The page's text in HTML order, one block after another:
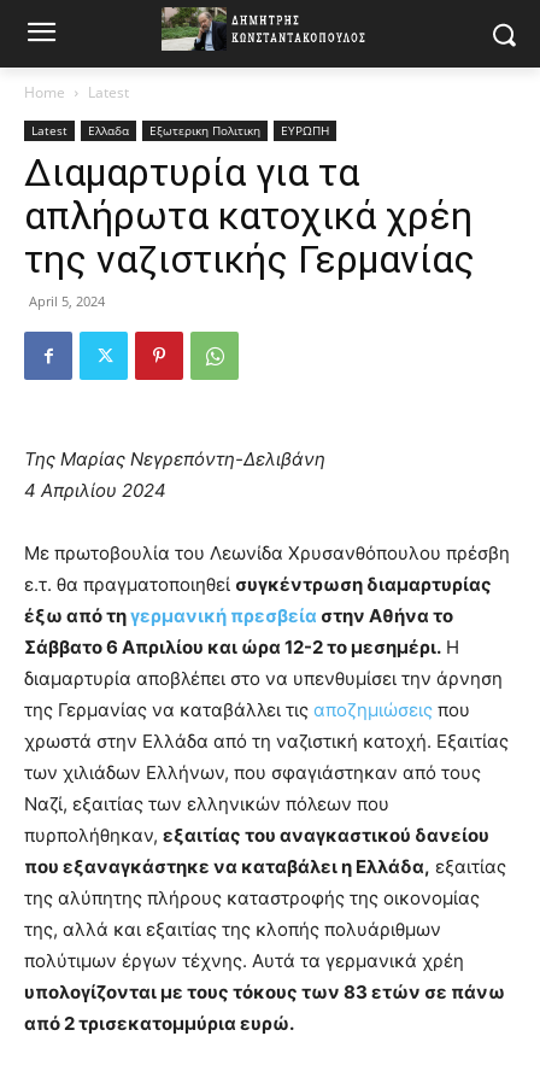
Home Latest
Latest Ελλαδα Εξωτερικη Πολιτικη ΕΥΡΩΠΗ
Διαμαρτυρία για τα
απλήρωτα κατοχικά χρέη
της ναζιστικής Γερμανίας
April 5, 2024
Της Μαρίας Νεγρεπόντη-Δελιβάνη
4 Απριλίου 2024
Με πρωτοβουλία του Λεωνίδα Χρυσανθόπουλου πρέσβη
ε.τ. θα πραγματοποιηθεί συγκέντρωση διαμαρτυρίας
έξω από τηγερμανική πρεσβεία στην Αθήνα το
Σάββατο 6 Απριλίου και ώρα 12-2 το μεσημέρι. Η
διαμαρτυρία αποβλέπει στο να υπενθυμίσει την άρνηση
της Γερμανίας να καταβάλλει τις αποζημιώσεις που
χρωστά στην Ελλάδα από τη ναζιστική κατοχή. Εξαιτίας
των χιλιάδων Ελλήνων, που σφαγιάστηκαν από τους
Ναζί, εξαιτίας των ελληνικών πόλεων που
πυρπολήθηκαν, εξαιτίας του αναγκαστικού δανείου
που εξαναγκάστηκε να καταβάλει η Ελλάδα, εξαιτίας
της αλύπητης πλήρους καταστροφής της οικονομίας
της, αλλά και εξαιτίας της κλοπής πολυάριθμων
πολύτιμων έργων τέχνης. Αυτά τα γερμανικά χρέη
υπολογίζονται με τους τόκους των 83 ετών σε πάνω
από 2 τρισεκατομμύρια ευρώ.